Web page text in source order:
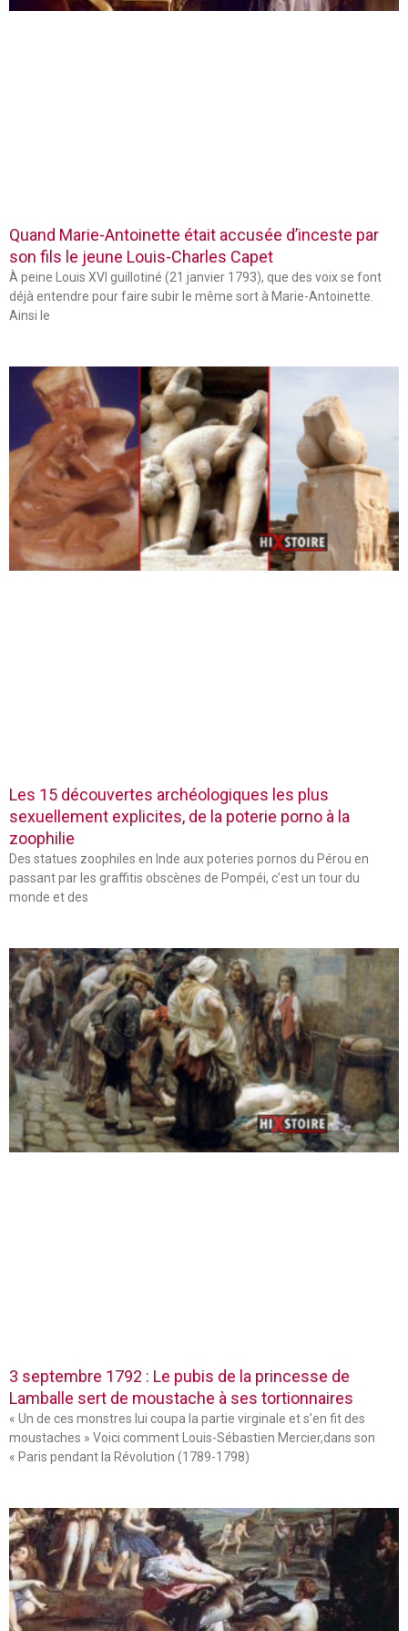
Quand Marie-Antoinette était accusée d’inceste par
son fils le jeune Louis-Charles Capet
À peine Louis XVI guillotiné (21 janvier 1793), que des voix se font
déjà entendre pour faire subir le même sort à Marie-Antoinette.
Ainsi le
Les 15 découvertes archéologiques les plus
sexuellement explicites, de la poterie porno à la
zoophilie
Des statues zoophiles en Inde aux poteries pornos du Pérou en
passant par les graffitis obscènes de Pompéi, c’est un tour du
monde et des
3 septembre 1792 : Le pubis de la princesse de
Lamballe sert de moustache à ses tortionnaires
« Un de ces monstres lui coupa la partie virginale et s’en fit des
moustaches » Voici comment Louis-Sébastien Mercier,dans son
« Paris pendant la Révolution (1789-1798)